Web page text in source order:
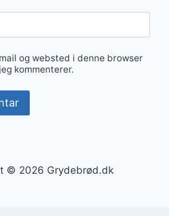
og websted i denne browser
kommenterer.
© 2026 Grydebrød.dk